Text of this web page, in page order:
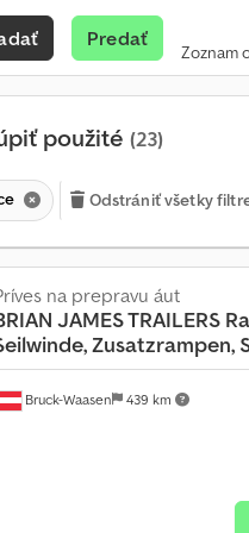
Predať
Zoznam
použité (23)
Odstrániť všetky
Bruck-Waasen 439 km
na prepravu áut
JAMES TRAILERS
Zusatzrampen,